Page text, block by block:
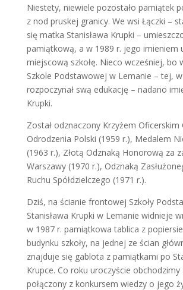
Niestety, niewiele pozostało pamiątek
z nod pruskej granicy. We wsi Łączki –
się matka Stanisława Krup­ki –
pamiątkową, a w 1989 r. jego imieniem
miejscową szkołę. Nieco wcześniej, bo
Szkole Podstawowej w Lemanie – tej,
rozpoczynał swą edukację – nadano
Krupki.
Został odznaczony Krzyżem Oficerskim
Odrodzenia Polski (1959 r.), Medalem
(1963 r.), Złotą Odznaką Honorową za
Warszawy (1970 r.), Odznaką
Ruchu Spółdzielczego (1971 r.).
Dziś, na ścianie frontowej Szkoły
Stanisława Krupki w Lemanie widnieje
w 1987 r. pamiątkowa tablica z
budynku szkoły, na jednej ze ścian
znajduje się gablota z pamiątkami po
Krupce. Co roku uroczyście
połączony z konkursem wiedzy o jego